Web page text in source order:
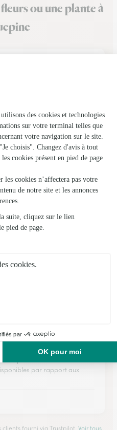
ou une plante à
bien passée.
fait
Respect du contenu de la
par rapport aux
fourni via Trustpilot. Voir tous